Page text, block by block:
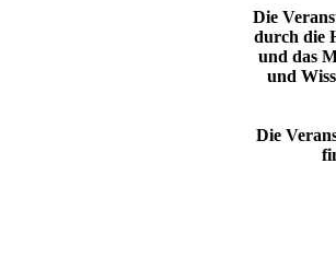
Die
durch die
und das
und
Die